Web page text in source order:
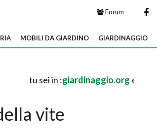
Forum
MOBILI DA GIARDINO GIARDINAGGIO
tu sei in :giardinaggio.org »
vite